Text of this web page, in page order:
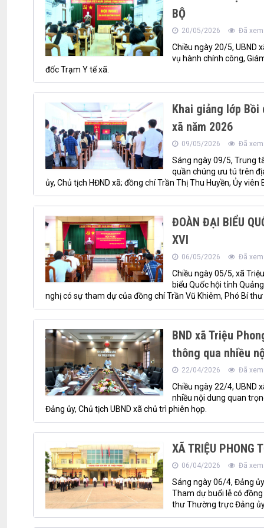
BỘ
20/05/2026 Đã
Chiều ngày 20/5, UBND
vụ hành chính công,
đốc Trạm Y tế xã.
Khai giảng lớp
xã năm 2026
09/05/2026 Đã
Sáng ngày 09/5, Trung
quần chúng ưu tú trên
ủy, Chủ tịch HĐND xã; đồng chí Trần Thị Thu Huyền, Ủy
ĐOÀN ĐẠI BIỂU
XVI
06/05/2026 Đã
Chiều ngày 05/5, xã
biểu Quốc hội tỉnh
nghị có sự tham dự của đồng chí Trần Vũ Khiêm, Phó Bí
BND xã Triệu
thông qua nhiều
22/04/2026 Đã
Chiều ngày 22/4, UBND
nhiều nội dung quan
Đảng ủy, Chủ tịch UBND xã chủ trì phiên họp.
XÃ TRIỆU PHONG
06/04/2026 Đã
Sáng ngày 06/4, Đảng
Tham dự buổi lễ có
thư Thường trực Đảng